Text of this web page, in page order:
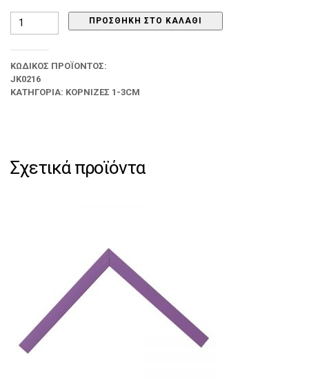
Κορνίζα
Νερόχρωμα
20x15mm
ποσότητα
ΠΡΟΣΘΉΚΗ ΣΤΟ ΚΑΛΆΘΙ
ΚΩΔΙΚΌΣ ΠΡΟΪΌΝΤΟΣ:
JK0216
ΚΑΤΗΓΟΡΊΑ: ΚΟΡΝΊΖΕΣ 1-3CM
Σχετικά προϊόντα